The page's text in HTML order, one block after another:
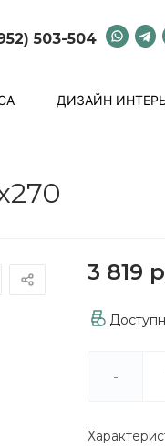
503-504
ДИЗАЙН
3 819
-